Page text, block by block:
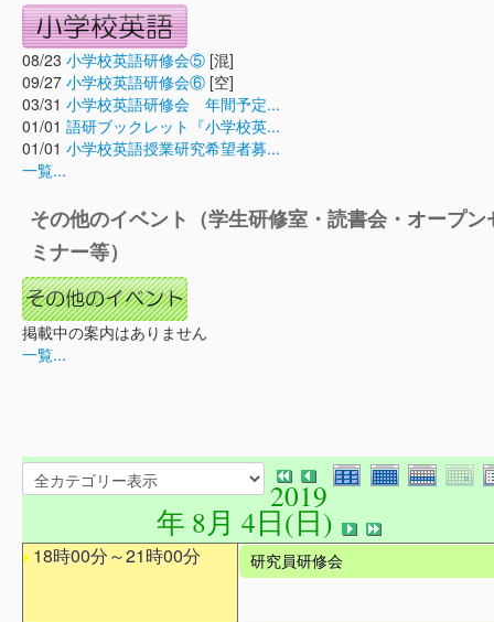
08/23 小学校英語研修会⑤ [混]
09/27 小学校英語研修会⑥ [空]
03/31 小学校英語研修会 年間予定...
01/01 語研ブックレット『小学校英...
01/01 小学校英語授業研究希望者募...
一覧...
その他のイベント（学生研修室・読書会・オープン
ミナー等）
掲載中の案内はありません
一覧...
2019
年 8月 4日(日)
18時00分～21時00分 研究員研修会